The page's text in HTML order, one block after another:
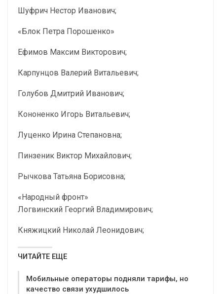
Шуфрич Нестор Иванович;
«Блок Петра Порошенко»
Ефимов Максим Викторович;
Карпунцов Валерий Витальевич;
Голубов Дмитрий Иванович;
Кононенко Игорь Витальевич;
Луценко Ирина Степановна;
Пинзеник Виктор Михайлович;
Рычкова Татьяна Борисовна;
«Народный фронт»
Логвинский Георгий Владимирович;
Княжицкий Николай Леонидович;
ЧИТАЙТЕ ЕЩЕ
Мобильные операторы подняли тарифы, но
качество связи ухудшилось